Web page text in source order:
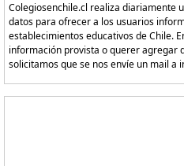
Colegiosenchile.cl realiza diariamente
datos para ofrecer a los usuarios
establecimientos educativos de Chile.
información provista o querer agregar
solicitamos que se nos envíe un mail a